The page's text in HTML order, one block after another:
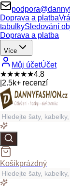
Doprava a platba
tabulkySledování
Doprava a platba
Více
Můj účetÚčet
★★★★★4.8
2.5k+ recenzí
Košíkprázdný